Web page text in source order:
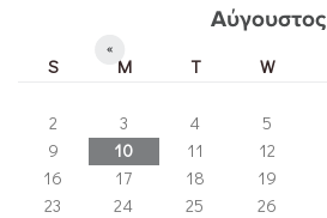
Αύγουστος
«
S M T W
2
3 4 5
9
10 11 12
16
17 18 19
23
24 25 26